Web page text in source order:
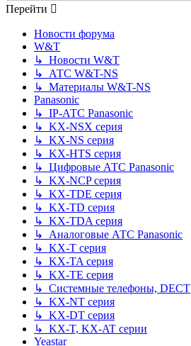
Перейти
Новости форума
W&T
↳ Новости W&T
↳ АТС W&T-NS
↳ Материалы W&T-NS
Panasonic
↳ IP-АТС Panasonic
↳ KX-NSX серия
↳ KX-NS серия
↳ KX-HTS серия
↳ Цифровые АТС Panasonic
↳ KX-NCP серия
↳ KX-TDE серия
↳ KX-TD серия
↳ KX-TDA серия
↳ Аналоговые АТС Panasonic
↳ KX-T серия
↳ KX-TA серия
↳ KX-TE серия
↳ Системные телефоны, DECT
↳ KX-NT серия
↳ KX-DT серия
↳ KX-T, KX-AT серии
Yeastar